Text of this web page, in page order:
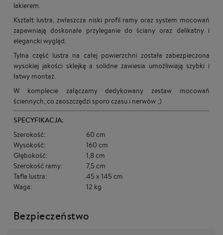
lakierem.
Kształt lustra, zwłaszcza niski profil ramy oraz system mocowań
zapewniają doskonałe przyleganie do ściany oraz delikatny i
elegancki wygląd.
Tylna część lustra na całej powierzchni została zabezpieczona
wysokiej jakości sklejką a solidne zawiesia umożliwiają szybki i
łatwy montaż.
W komplecie załączamy dedykowany zestaw mocowań
ściennych, co zaoszczędzi sporo czasu i nerwów ;)
SPECYFIKACJA:
Szerokość:
60 cm
Wysokość:
160 cm
Głębokość:
1,8 cm
Szerokość ramy:
7,5 cm
Tafla lustra:
45 x 145 cm
Waga:
12 kg
Bezpieczeństwo